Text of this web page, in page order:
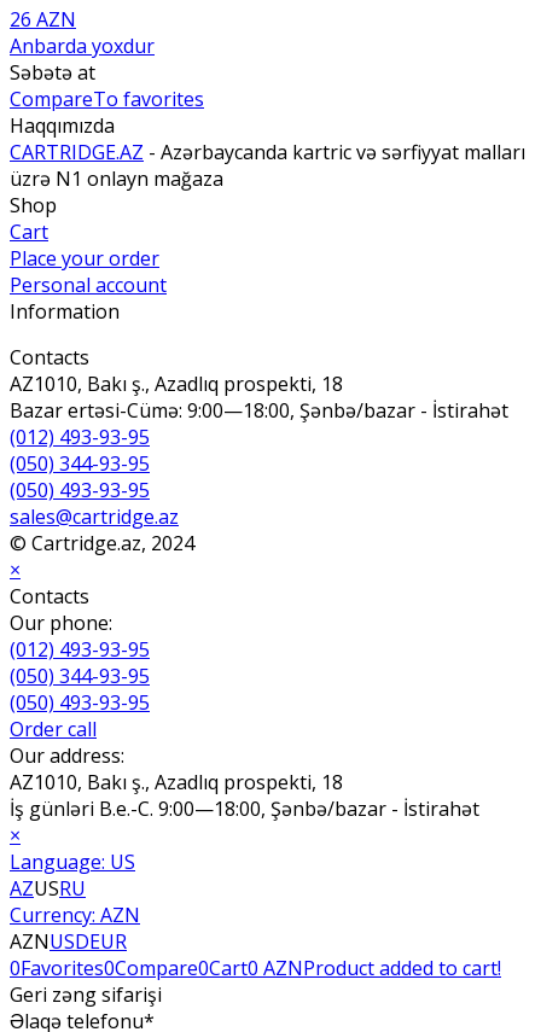
26 AZN
Anbarda yoxdur
Səbətə at
CompareTo favorites
Haqqımızda
CARTRIDGE.AZ - Azərbaycanda kartric və sərfiyyat malları
üzrə N1 onlayn mağaza
Shop
Cart
Place your order
Personal account
Information
Contacts
AZ1010, Bakı ş., Azadlıq prospekti, 18
Bazar ertəsi-Cümə: 9:00—18:00, Şənbə/bazar - İstirahət
(012) 493-93-95
(050) 344-93-95
(050) 493-93-95
sales@cartridge.az
© Cartridge.az, 2024
×
Contacts
Our phone:
(012) 493-93-95
(050) 344-93-95
(050) 493-93-95
Order call
Our address:
AZ1010, Bakı ş., Azadlıq prospekti, 18
İş günləri B.e.-C. 9:00—18:00, Şənbə/bazar - İstirahət
×
Language: US
AZUSRU
Currency: AZN
AZNUSDEUR
0Favorites0Compare0Cart0 AZNProduct added to cart!
Geri zəng sifarişi
Əlaqə telefonu*